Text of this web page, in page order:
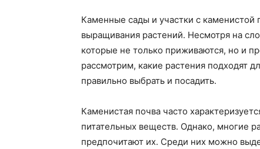
Каменные сады и участки с каменистой
выращивания растений. Несмотря на
которые не только приживаются, но и
рассмотрим, какие растения подходят
правильно выбрать и посадить.
Каменистая почва часто
питательных веществ. Однако, многие
предпочитают их. Среди них можно